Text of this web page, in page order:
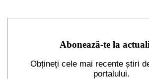
Abonează-te la
Obțineți cele mai recente știri
portalului.